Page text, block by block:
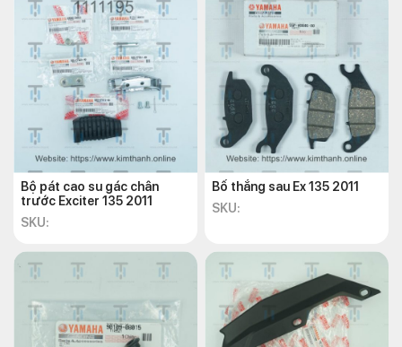
Bộ pát cao su gác chân
trước Exciter 135 2011
SKU:
Bố thắng sau Ex 135 2011
SKU: